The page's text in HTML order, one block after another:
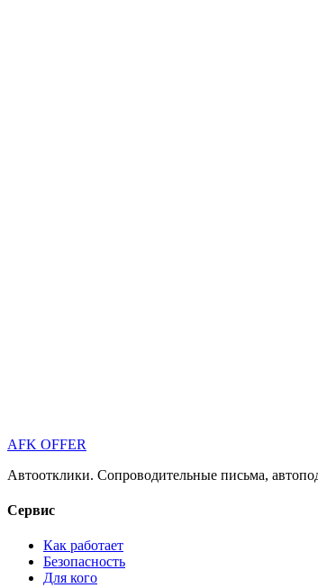
AFK OFFER
Автоотклики. Сопроводительные письма,
Сервис
Как работает
Безопасность
Для кого